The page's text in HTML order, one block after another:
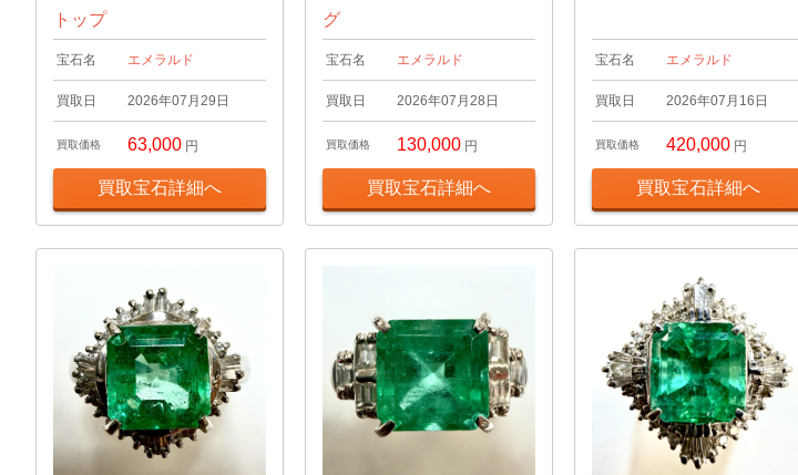
トップ
宝石名 エメラルド
買取日 2026年07月29日
買取価格 63,000 円
買取宝石詳細へ
グ
宝石名 エメラルド
買取日 2026年07月28日
買取価格 130,000 円
買取宝石詳細へ
宝石名 エメラルド
買取日 2026年07月16日
買取価格 420,000 円
買取宝石詳細へ